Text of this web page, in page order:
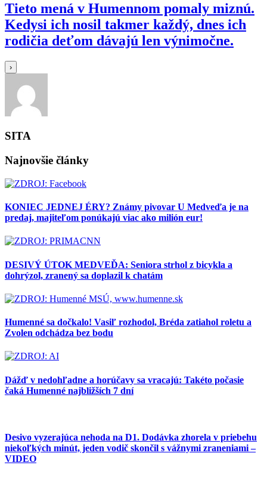
Tieto mená v Humennom pomaly miznú.
Kedysi ich nosil takmer každý, dnes ich
rodičia deťom dávajú len výnimočne.
›
SITA
Najnovšie články
KONIEC JEDNEJ ÉRY? Známy pivovar U Medveďa je na
predaj, majiteľom ponúkajú viac ako milión eur!
DESIVÝ ÚTOK MEDVEĎA: Seniora strhol z bicykla a
dohrýzol, zranený sa doplazil k chatám
Humenné sa dočkalo! Vasiľ rozhodol, Bréda zatiahol roletu a
Zvolen odchádza bez bodu
Dážď v nedohľadne a horúčavy sa vracajú: Takéto počasie
čaká Humenné najbližších 7 dní
Desivo vyzerajúca nehoda na D1. Dodávka zhorela v priebehu
niekoľkých minút, jeden vodič skončil s vážnymi zraneniami –
VIDEO